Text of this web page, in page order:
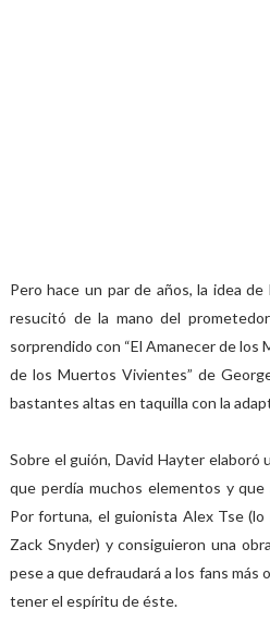
Pero hace un par de años, la idea
resucitó de la mano del
sorprendido con “El Amanecer de los
de los Muertos Vivientes” de
bastantes altas en taquilla con la
Sobre el guión, David Hayter elaboró
que perdía muchos elementos y
Por fortuna, el guionista Alex Tse
Zack Snyder) y consiguieron una
pese a que defraudará a los fans
tener el espíritu de éste.